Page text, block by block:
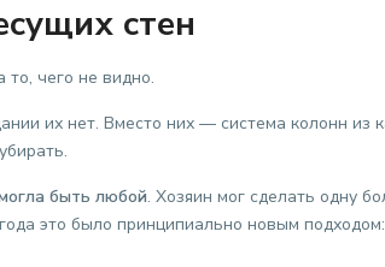
стен
чего не видно.
их нет. Вместо них — система колонн
быть любой. Хозяин мог сделать одну
это было принципиально новым